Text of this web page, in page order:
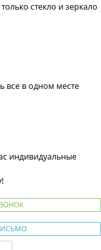
стекло и зеркало
все в одном месте
индивидуальные